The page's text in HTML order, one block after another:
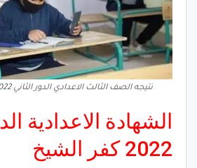
نتيجه الصف الثالث الاعدادي الدور الثاني 2022 جميع المحافظات
الشهادة الاعدادية
2022 كفر الشيخ